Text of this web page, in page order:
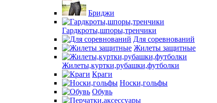
Бриджи
Гардкроты,шпоры,тренчики
Для соревнований
Жилеты защитные
Жилеты,куртки,рубашки,футболки
Краги
Носки,гольфы
Обувь